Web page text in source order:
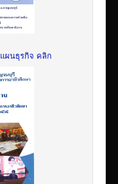
ผนธุรกิจ คลิก